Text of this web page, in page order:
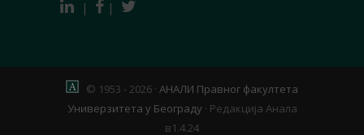
| |
© 1953 - 2026 · АНАЛИ Правног факултета
Универзитета у Београду · Редакција Анала
в1.4.24